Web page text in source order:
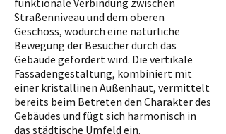
funktionale Verbindung zwischen
Straßenniveau und dem oberen
Geschoss, wodurch eine natürliche
Bewegung der Besucher durch das
Gebäude gefördert wird. Die vertikale
Fassadengestaltung, kombiniert mit
einer kristallinen Außenhaut, vermittelt
bereits beim Betreten den Charakter des
Gebäudes und fügt sich harmonisch in
das städtische Umfeld ein.